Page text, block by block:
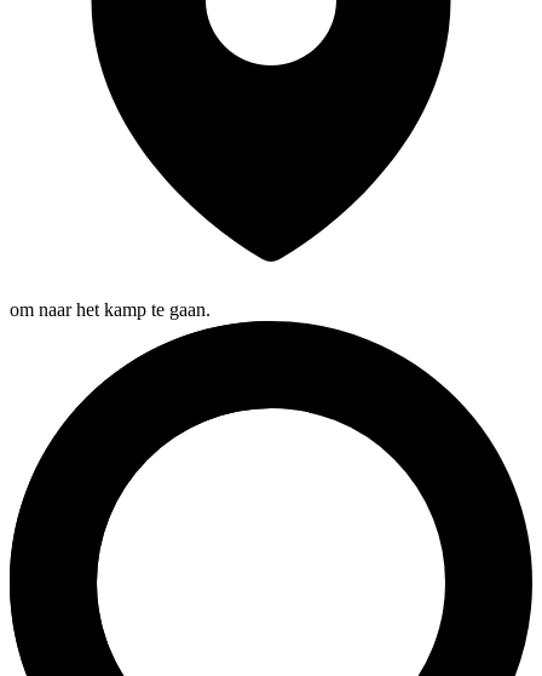
om naar het kamp te gaan.